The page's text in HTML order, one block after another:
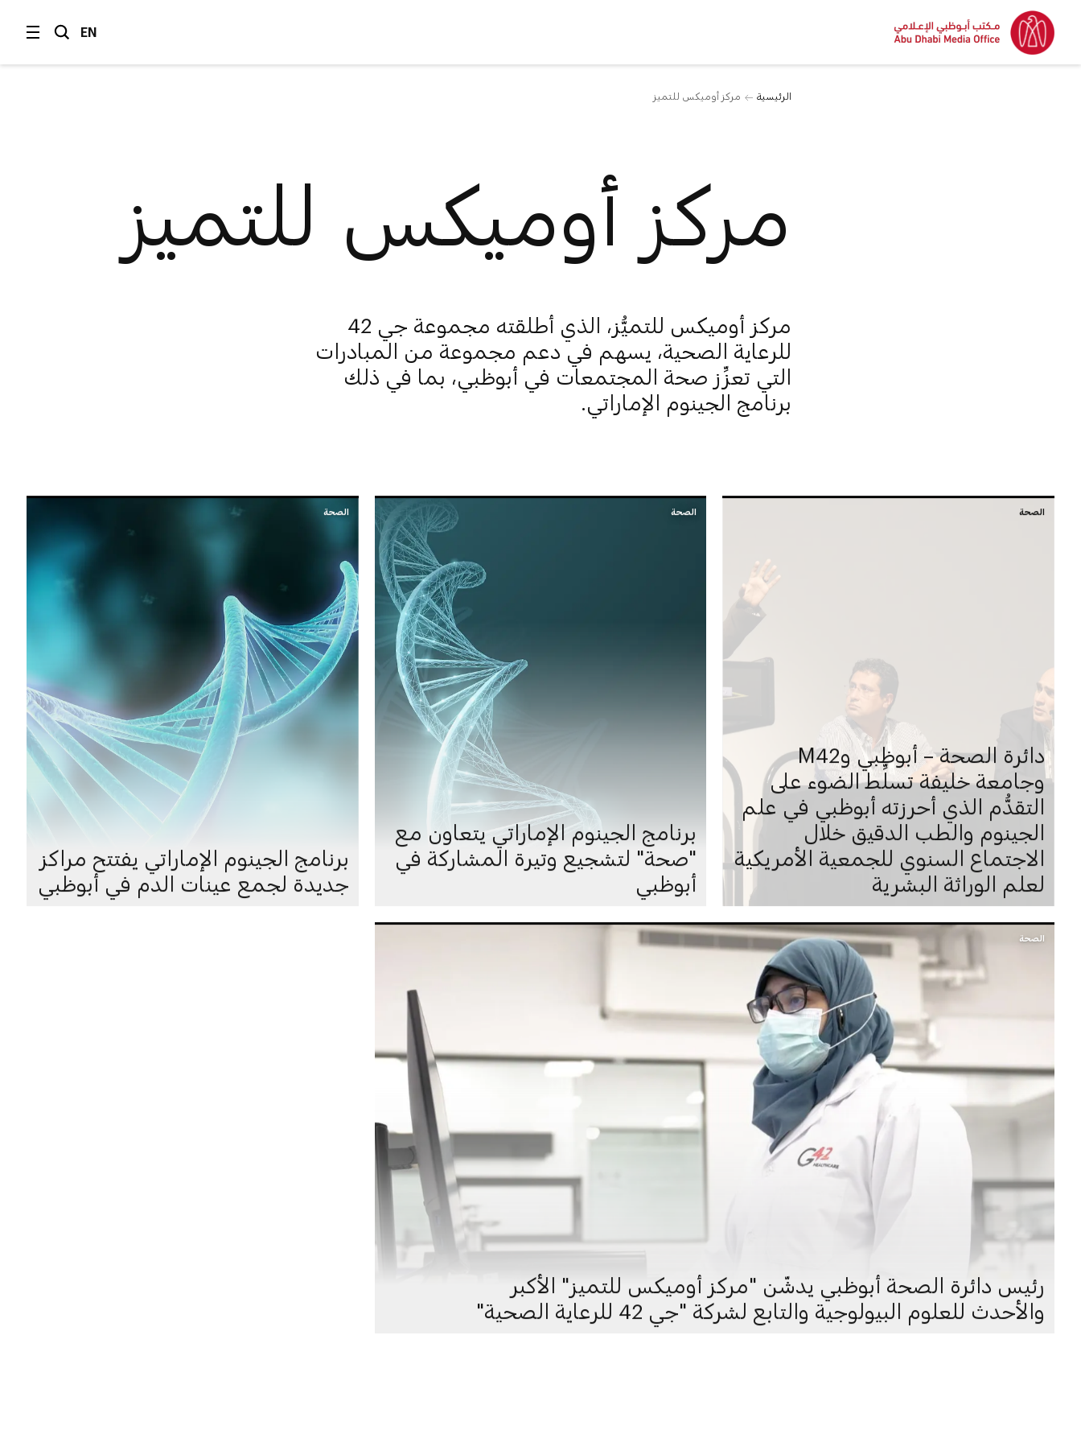
EN
الرئيسية مركز أوميكس للتميز
مركز أوميكس للتميز
مركز أوميكس للتميُّز، الذي أطلقته مجموعة جي 42
للرعاية الصحية، يسهم في دعم مجموعة من المبادرات
التي تعزِّز صحة المجتمعات في أبوظبي، بما في ذلك
برنامج الجينوم الإماراتي.
الصحة
دائرة الصحة – أبوظبي وM42
وجامعة خليفة تسلِّط الضوء على
التقدُّم الذي أحرزته أبوظبي في علم
الجينوم والطب الدقيق خلال
الاجتماع السنوي للجمعية الأمريكية
لعلم الوراثة البشرية
الصحة
برنامج الجينوم الإماراتي يتعاون مع
"صحة" لتشجيع وتيرة المشاركة في
أبوظبي
الصحة
برنامج الجينوم الإماراتي يفتتح مراكز
جديدة لجمع عينات الدم في أبوظبي
الصحة
رئيس دائرة الصحة أبوظبي يدشّن "مركز أوميكس للتميز" الأكبر
والأحدث للعلوم البيولوجية والتابع لشركة "جي 42 للرعاية الصحية"